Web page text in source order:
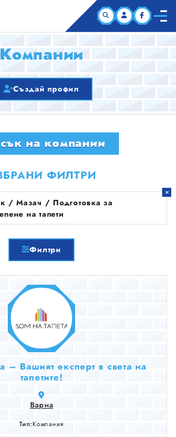
КОМПАНИИ
ЗА НАС
Компании
Създай профил
на компании
ФИЛТРИ
/ Мазач / Подготовка за
на тапети
Филтри
– Вашият експерт в света на
тапетите!
Варна
Тип:Компания